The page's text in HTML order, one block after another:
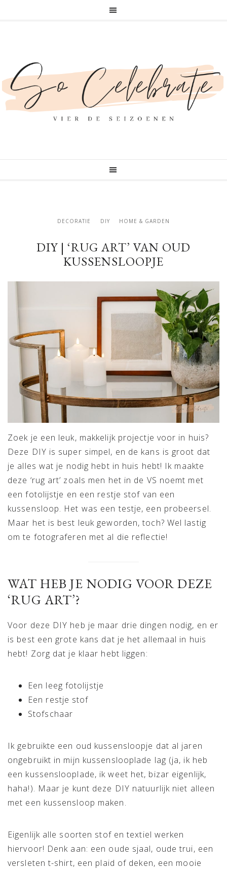
DECORATIE DIY HOME & GARDEN
DIY | ‘RUG ART’ VAN OUD
KUSSENSLOOPJE
Zoek je een leuk, makkelijk projectje voor in huis?
Deze DIY is super simpel, en de kans is groot dat
je alles wat je nodig hebt in huis hebt! Ik maakte
deze ‘rug art’ zoals men het in de VS noemt met
een fotolijstje en een restje stof van een
kussensloop. Het was een testje, een probeersel.
Maar het is best leuk geworden, toch? Wel lastig
om te fotograferen met al die reflectie!
WAT HEB JE NODIG VOOR DEZE
‘RUG ART’?
Voor deze DIY heb je maar drie dingen nodig, en er
is best een grote kans dat je het allemaal in huis
hebt! Zorg dat je klaar hebt liggen:
Een leeg fotolijstje
Een restje stof
Stofschaar
Ik gebruikte een oud kussensloopje dat al jaren
ongebruikt in mijn kussenslooplade lag (ja, ik heb
een kussenslooplade, ik weet het, bizar eigenlijk,
haha!). Maar je kunt deze DIY natuurlijk niet alleen
met een kussensloop maken.
Eigenlijk alle soorten stof en textiel werken
hiervoor! Denk aan: een oude sjaal, oude trui, een
versleten t-shirt, een plaid of deken, een mooie